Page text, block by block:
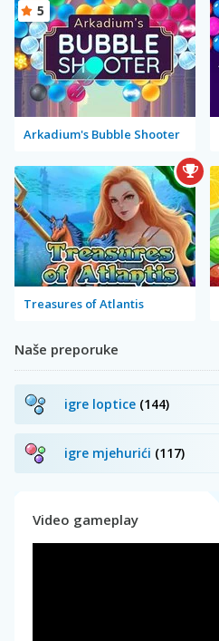
Arkadium's Bubble Shooter
5
Treasures of Atlantis
Naše preporuke
igre loptice (144)
igre mjehurići (117)
Video gameplay